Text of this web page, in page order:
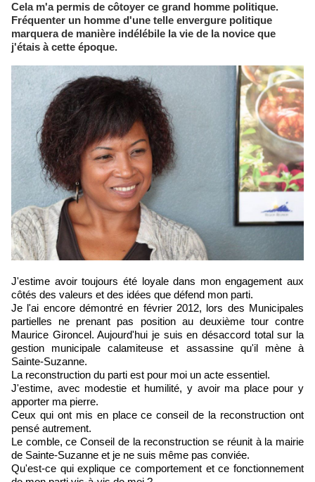
Cela m'a permis de côtoyer ce grand homme politique.
Fréquenter un homme d'une telle envergure politique
marquera de manière indélébile la vie de la novice que
j'étais à cette époque.
J'estime avoir toujours été loyale dans mon engagement aux
côtés des valeurs et des idées que défend mon parti.
Je l'ai encore démontré en février 2012, lors des Municipales
partielles ne prenant pas position au deuxième tour contre
Maurice Gironcel. Aujourd'hui je suis en désaccord total sur la
gestion municipale calamiteuse et assassine qu'il mène à
Sainte-Suzanne.
La reconstruction du parti est pour moi un acte essentiel.
J'estime, avec modestie et humilité, y avoir ma place pour y
apporter ma pierre.
Ceux qui ont mis en place ce conseil de la reconstruction ont
pensé autrement.
Le comble, ce Conseil de la reconstruction se réunit à la mairie
de Sainte-Suzanne et je ne suis même pas conviée.
Qu'est-ce qui explique ce comportement et ce fonctionnement